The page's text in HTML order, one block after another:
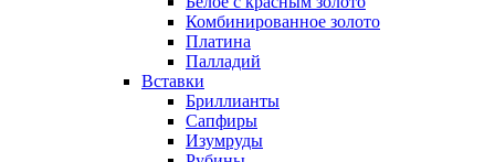
Комбинированное золото
Платина
Палладий
Вставки
Бриллианты
Сапфиры
Изумруды